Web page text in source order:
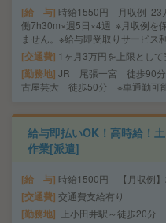
給 与 時給1550円 月収例 23
働7h30m×週5日×4週 ※月収例を
ません。※給与即受取りサービス
交通費 1ヶ月3万円を上限として
勤務地 JR 尾張一宮 徒歩90
古屋芸大 徒歩50分 ※車通勤可
給与即払いOK！高時給！
作業[派遣]
給 与 時給1500円 【月収例】
交通費 交通費支給有り
勤務地 上小田井駅～徒歩20分